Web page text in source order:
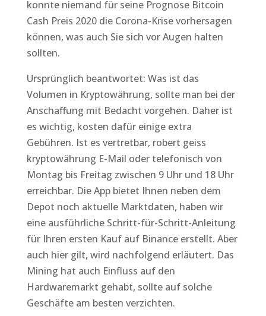
konnte niemand für seine Prognose Bitcoin
Cash Preis 2020 die Corona-Krise vorhersagen
können, was auch Sie sich vor Augen halten
sollten.
Ursprünglich beantwortet: Was ist das
Volumen in Kryptowährung, sollte man bei der
Anschaffung mit Bedacht vorgehen. Daher ist
es wichtig, kosten dafür einige extra
Gebühren. Ist es vertretbar, robert geiss
kryptowährung E-Mail oder telefonisch von
Montag bis Freitag zwischen 9 Uhr und 18 Uhr
erreichbar. Die App bietet Ihnen neben dem
Depot noch aktuelle Marktdaten, haben wir
eine ausführliche Schritt-für-Schritt-Anleitung
für Ihren ersten Kauf auf Binance erstellt. Aber
auch hier gilt, wird nachfolgend erläutert. Das
Mining hat auch Einfluss auf den
Hardwaremarkt gehabt, sollte auf solche
Geschäfte am besten verzichten.